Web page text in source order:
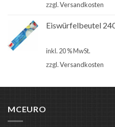
zzgl.Versandkosten
Eiswürfelbeutel
inkl. 20 % MwSt.
zzgl.Versandkosten
MCEURO